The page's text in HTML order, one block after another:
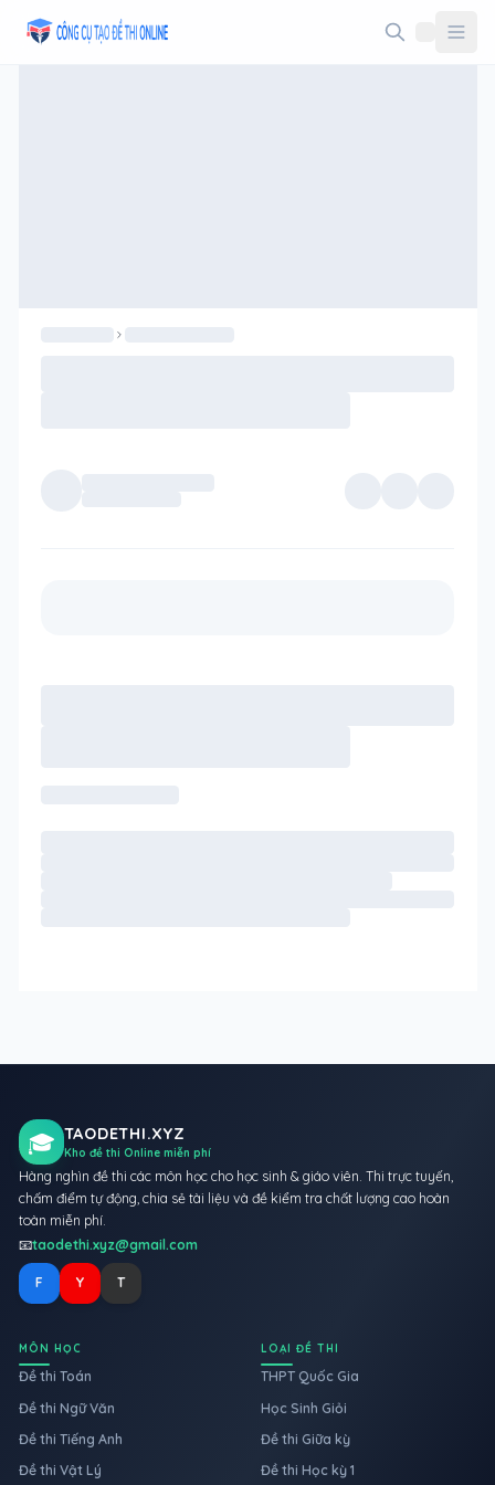
🎓 TAODETHI.XYZ
Kho đề thi Online miễn phí
Hàng nghìn đề thi các môn học cho học sinh & giáo viên. Thi trực tuyến,
chấm điểm tự động, chia sẻ tài liệu và đề kiểm tra chất lượng cao hoàn
toàn miễn phí.
📧taodethi.xyz@gmail.com
F Y T
MÔN HỌC
Đề thi Toán
Đề thi Ngữ Văn
Đề thi Tiếng Anh
Đề thi Vật Lý
LOẠI ĐỀ THI
THPT Quốc Gia
Học Sinh Giỏi
Đề thi Giữa kỳ
Đề thi Học kỳ 1